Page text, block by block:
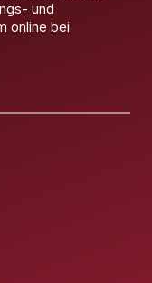
und
online bei